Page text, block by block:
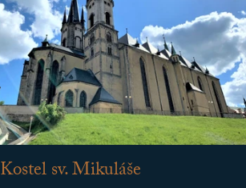
Kostel sv. Mikuláše